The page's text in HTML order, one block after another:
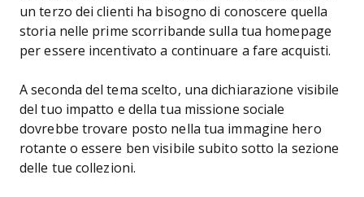
un terzo dei clienti ha bisogno di conoscere quella
storia nelle prime scorribande sulla tua homepage
per essere incentivato a continuare a fare acquisti.
A seconda del tema scelto, una dichiarazione visibile
del tuo impatto e della tua missione sociale
dovrebbe trovare posto nella tua immagine hero
rotante o essere ben visibile subito sotto la sezione
delle tue collezioni.